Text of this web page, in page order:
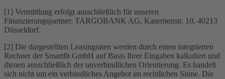
[1] Vermittlung erfolgt ausschließlich für unseren
Finanzierungspartner: TARGOBANK AG, Kasernenstr. 10, 40213
Düsseldorf.
[2] Die dargestellten Leasingraten werden durch einen integrierten
Rechner der Smartfit GmbH auf Basis Ihrer Eingaben kalkuliert und
dienen ausschließlich der unverbindlichen Orientierung. Es handelt
sich nicht um ein verbindliches Angebot im rechtlichen Sinne. Die